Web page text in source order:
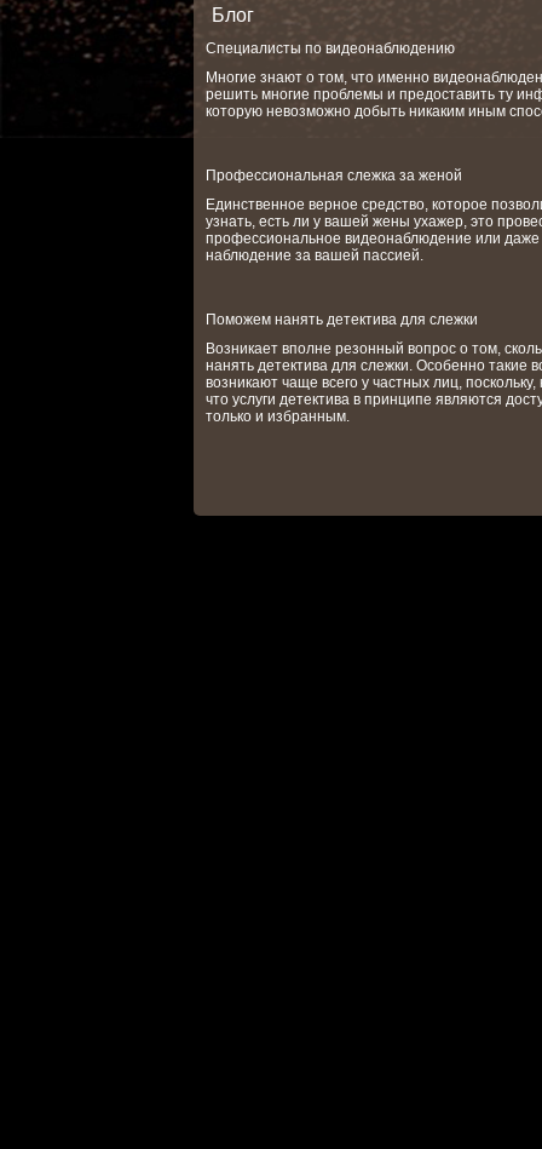
Блог
Специалисты по видеонаблюдению
Многие знают о том, что именно
решить многие проблемы и предоставить ту
которую невозможно добыть никаким иным
Профессиональная слежка за женой
Единственное верное средство, которое
узнать, есть ли у вашей жены ухажер, это
профессиональное видеонаблюдение или
наблюдение за вашей пассией.
Поможем нанять детектива для слежки
Возникает вполне резонный вопрос о том,
нанять детектива для слежки. Особенно такие
возникают чаще всего у частных лиц, поскольку,
что услуги детектива в принципе являются
только и избранным.